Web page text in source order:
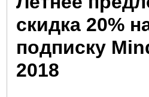
скидка 20%
подписку
2018